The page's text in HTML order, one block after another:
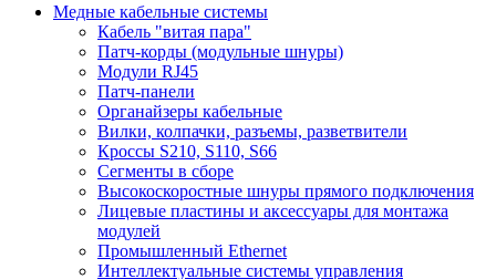
Медные кабельные системы
Кабель "витая пара"
Патч-корды (модульные шнуры)
Модули RJ45
Патч-панели
Органайзеры кабельные
Вилки, колпачки, разъемы, разветвители
Кроссы S210, S110, S66
Сегменты в сборе
Высокоскоростные шнуры прямого подключения
Лицевые пластины и аксессуары для монтажа
модулей
Промышленный Ethernet
Интеллектуальные системы управления